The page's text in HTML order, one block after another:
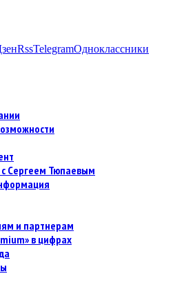
RssTelegramОдноклассники
Сергеем Тюпаевым
и партнерам
в цифрах